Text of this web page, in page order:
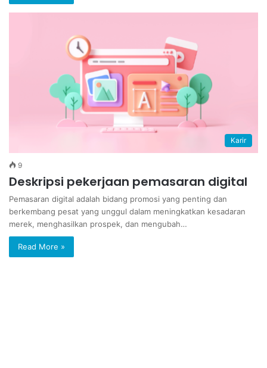
Karir
9
Deskripsi pekerjaan pemasaran digital
Pemasaran digital adalah bidang promosi yang penting dan
berkembang pesat yang unggul dalam meningkatkan kesadaran
merek, menghasilkan prospek, dan mengubah…
Read More »